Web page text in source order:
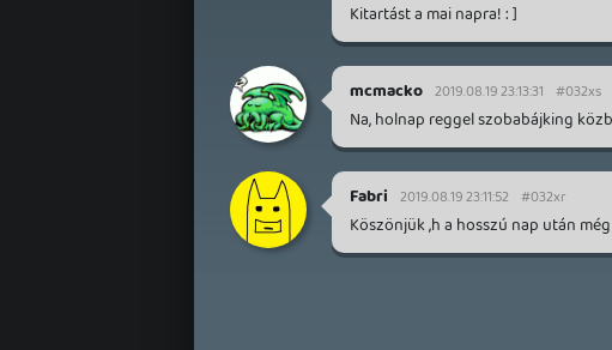
Kitartást a mai napra! : ]
mcmacko 2019.08.19 23:13:31 #032xs
Na, holnap reggel szobabájking
Fabri 2019.08.19 23:11:52 #032xr
Köszönjük ,h a hosszú nap után